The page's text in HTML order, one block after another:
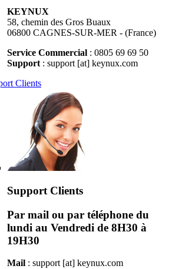
KEYNUX
58, chemin des Gros Buaux
06800 CAGNES-SUR-MER - (France)
Service Commercial : 0805 69 69 50
Support : support [at] keynux.com
Clients
Support Clients
Par mail ou par téléphone du
lundi au Vendredi de 8H30 à
19H30
Mail : support [at] keynux.com